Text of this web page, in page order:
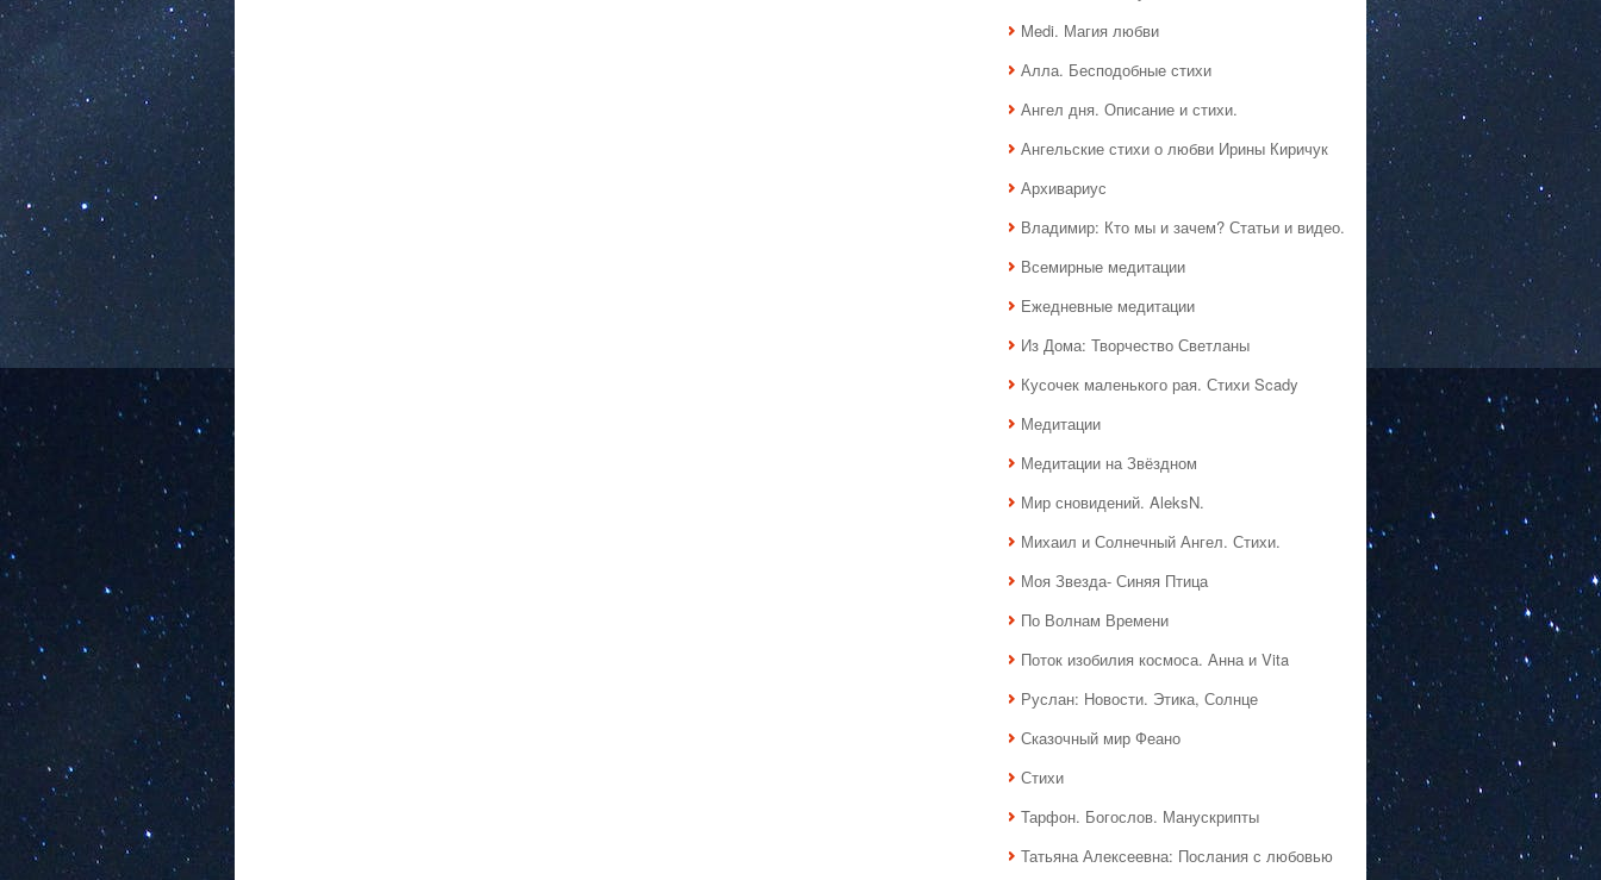
Medi. Магия любви
Алла. Бесподобные стихи
Ангел дня. Описание и стихи.
Ангельские стихи о любви Ирины Киричук
Архивариус
Владимир: Кто мы и зачем? Статьи и видео.
Всемирные медитации
Ежедневные медитации
Из Дома: Творчество Светланы
Кусочек маленького рая. Стихи Scady
Медитации
Медитации на Звёздном
Мир сновидений. AleksN.
Михаил и Солнечный Ангел. Стихи.
Моя Звезда- Синяя Птица
По Волнам Времени
Поток изобилия космоса. Анна и Vita
Руслан: Новости. Этика, Солнце
Сказочный мир Феано
Стихи
Тарфон. Богослов. Манускрипты
Татьяна Алексеевна: Послания с любовью